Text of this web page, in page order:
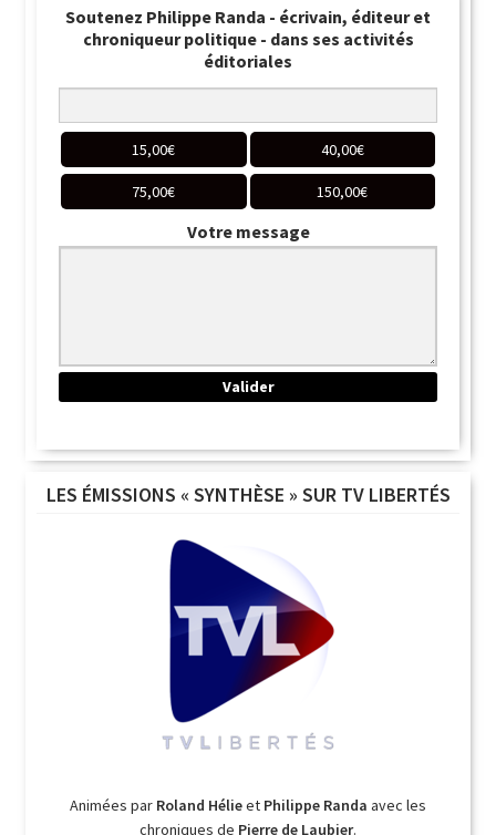
Soutenez Philippe Randa - écrivain, éditeur et
chroniqueur politique - dans ses activités
éditoriales
15,00€ 40,00€
75,00€ 150,00€
Votre message
LES ÉMISSIONS « SYNTHÈSE » SUR TV LIBERTÉS
Animées par Roland Hélieet Philippe Randa avec les
chroniques de Pierre de Laubier.